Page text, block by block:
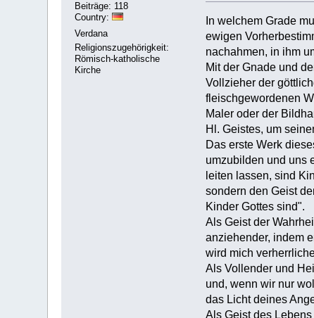
Beiträge: 118
Country:
Verdana
Religionszugehörigkeit:
Römisch-katholische
Kirche
In welchem Grade
ewigen
nachahmen, in ihm
Mit der Gnade und
Vollzieher der
fleischgewordenen
Maler oder der
Hl. Geistes, um
Das erste Werk
umzubilden und uns
leiten lassen, sind
sondern den Geist
Kinder Gottes sind".
Als Geist der
anziehender, indem
wird mich
Als Vollender und
und, wenn wir nur
das Licht deines
Als Geist des